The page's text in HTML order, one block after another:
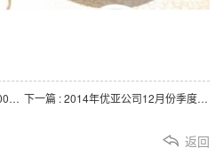
上一篇 : 水平选择性塞孔机 VHF 5000VS 下一篇 : 2014年优亚公司12月份季度活动
返回